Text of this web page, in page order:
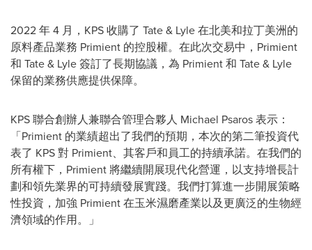
2022 年 4 月，KPS 收購了 Tate & Lyle 在北美和拉丁美洲的
原料產品業務 Primient 的控股權。在此次交易中，Primient
和 Tate & Lyle 簽訂了長期協議，為 Primient 和 Tate & Lyle
保留的業務供應提供保障。
KPS 聯合創辦人兼聯合管理合夥人 Michael Psaros表示：
「Primient 的業績超出了我們的預期，本次的第二筆投資代
表了 KPS 對 Primient、其客戶和員工的持續承諾。在我們的
所有權下，Primient 將繼續開展現代化營運，以支持增長計
劃和領先業界的可持續發展實踐。我們打算進一步開展策略
性投資，加強 Primient 在玉米濕磨產業以及更廣泛的生物經
濟領域的作用。」